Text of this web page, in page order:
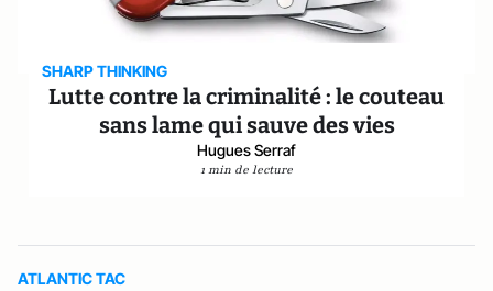
SHARP THINKING
Lutte contre la criminalité : le couteau
sans lame qui sauve des vies
Hugues Serraf
1 min de lecture
ATLANTIC TAC